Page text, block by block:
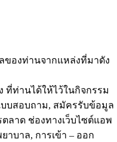
องท่านจากแหล่งที่มาดัง
ที่ท่านได้ให้ไว้ในกิจกรรม
บบสอบถาม, สมัครรับข้อมูล
ลาด ช่องทางเว็บไซต์แอพ
าบาล, การเข้า – ออก